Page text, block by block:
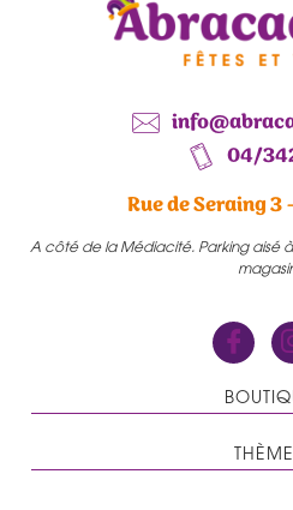
04/
Rue de Seraing
A côté de la Médiacité. Parking aisé